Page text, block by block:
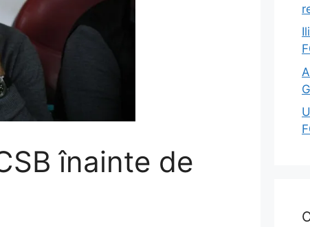
înainte de